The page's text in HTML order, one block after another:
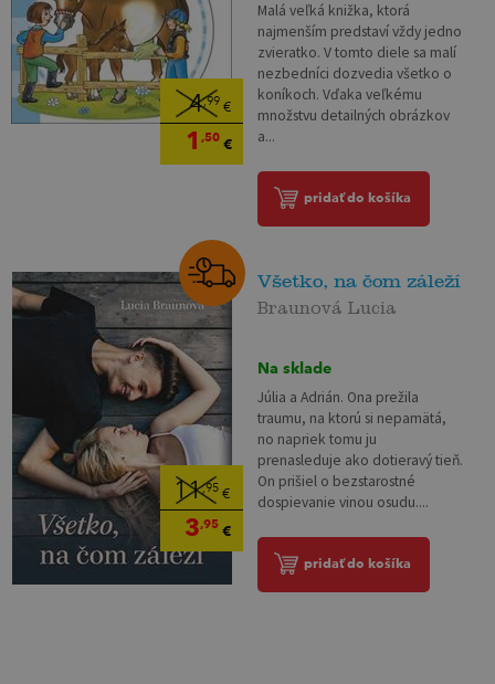
4,99 €
1 ,50€
Malá veľká knižka, ktorá
najmenším predstaví vždy jedno
zvieratko. V tomto diele sa malí
nezbedníci dozvedia všetko o
koníkoch. Vďaka veľkému
množstvu detailných obrázkov
a...
pridať do košíka
11,95 €
3,95 €
Všetko, na čom záleží
Braunová Lucia
Na sklade
Júlia a Adrián. Ona prežila
traumu, na ktorú si nepamätá,
no napriek tomu ju
prenasleduje ako dotieravý tieň.
On prišiel o bezstarostné
dospievanie vinou osudu....
pridať do košíka